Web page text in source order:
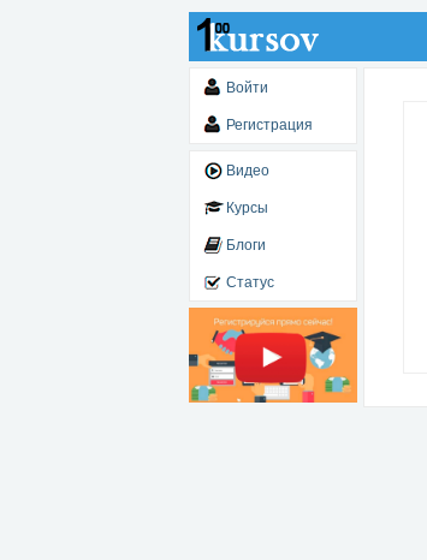
Войти
Регистрация
Видео
Курсы
Блоги
Статус